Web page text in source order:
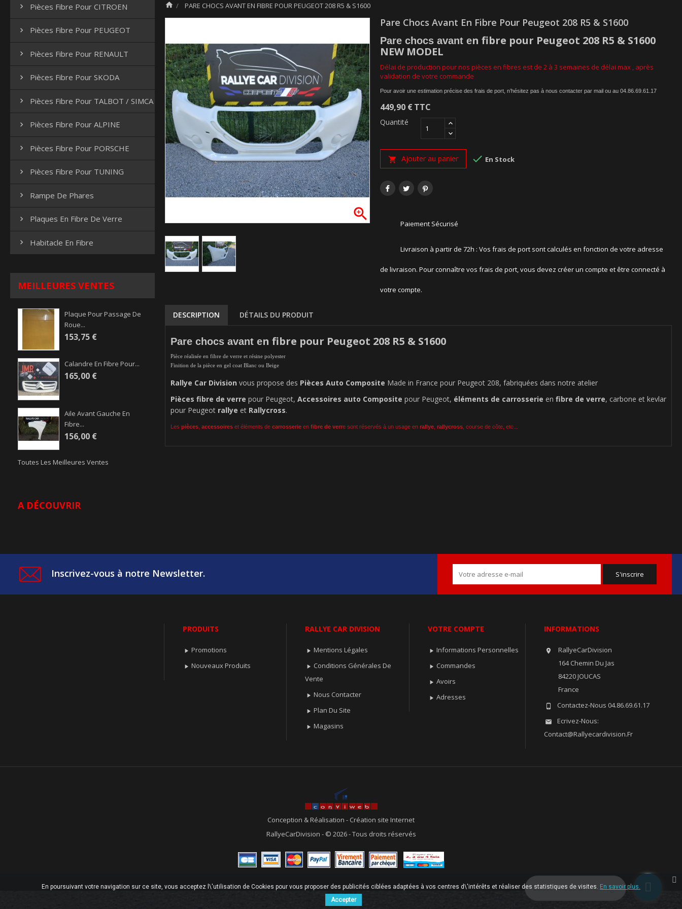
Laissez-nous un message
 Pièces Fibre Pour CITROEN
 Pièces Fibre Pour PEUGEOT
 Pièces Fibre Pour RENAULT
 Pièces Fibre Pour SKODA
 Pièces Fibre Pour TALBOT / SIMCA
 Pièces Fibre Pour ALPINE
 Pièces Fibre Pour PORSCHE
 Pièces Fibre Pour TUNING
 Rampe De Phares
 Plaques En Fibre De Verre
 Habitacle En Fibre
MEILLEURES VENTES
Plaque Pour Passage De
Roue...
153,75 €
Calandre En Fibre Pour...
165,00 €
Aile Avant Gauche En
Fibre...
156,00 €
Toutes Les Meilleures Ventes
A DÉCOUVRIR
 PARE CHOCS AVANT EN FIBRE POUR PEUGEOT 208 R5 & S1600

Pare Chocs Avant En Fibre Pour Peugeot 208 R5 & S1600
Pare chocs avant en fibre pour Peugeot 208 R5 & S1600
NEW MODEL
Délai de production pour nos pièces en fibres est de 2 à 3 semaines de délai max , après
validation de votre commande
Pour avoir une estimation précise des frais de port, n’hésitez pas à nous contacter par mail ou au 04.86.69.61.17
449,90 €TTC
Quantité
 Ajouter au panier  En Stock
Paiement Sécurisé
Livraison à partir de 72h : Vos frais de port sont calculés en fonction de votre adresse
de livraison. Pour connaître vos frais de port, vous devez créer un compte et être connecté à
votre compte.
DESCRIPTION DÉTAILS DU PRODUIT
Pare chocs avant en fibre pour Peugeot 208 R5 & S1600
Pièce réalisée en fibre de verre et résine polyester
Finition de la pièce en gel coat Blanc ou Beige
Rallye Car Division vous propose des Pièces Auto Composite Made in France pour Peugeot 208, fabriquées dans notre atelier
Pièces fibre de verre pour Peugeot, Accessoires auto Composite pour Peugeot, éléments de carrosserie en fibre de verre, carbone et kevlar
pour Peugeot rallye et Rallycross.
Les pièces, accessoireset éléments de carrosserieen fibre de verre sont réservés à un usage en rallye, rallycross, course de côte, etc...
Inscrivez-vous à notre Newsletter.
PRODUITS
 Promotions
 Nouveaux Produits
RALLYE CAR DIVISION
 Mentions Légales
 Conditions Générales De
Vente
 Nous Contacter
 Plan Du Site
 Magasins
VOTRE COMPTE
 Informations Personnelles
 Commandes
 Avoirs
 Adresses
INFORMATIONS

RallyeCarDivision
164 Chemin Du Jas
84220 JOUCAS
France
 Contactez-Nous 04.86.69.61.17

Ecrivez-Nous:
Contact@rallyecardivision.fr
Conception & Réalisation - Création site Internet
RallyeCarDivision - © 2026 - Tous droits réservés
En poursuivant votre navigation sur ce site, vous acceptez l\'utilisation de Cookies pour vous proposer des publicités ciblées adaptées à vos centres d\'intérêts et réaliser des statistiques de visites. En savoir plus.
Accepter